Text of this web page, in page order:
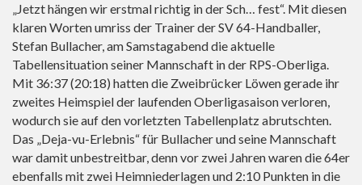
„Jetzt hängen wir erstmal richtig in der Sch… fest“. Mit diesen
klaren Worten umriss der Trainer der SV 64-Handballer,
Stefan Bullacher, am Samstagabend die aktuelle
Tabellensituation seiner Mannschaft in der RPS-Oberliga.
Mit 36:37 (20:18) hatten die Zweibrücker Löwen gerade ihr
zweites Heimspiel der laufenden Oberligasaison verloren,
wodurch sie auf den vorletzten Tabellenplatz abrutschten.
Das „Deja-vu-Erlebnis“ für Bullacher und seine Mannschaft
war damit unbestreitbar, denn vor zwei Jahren waren die 64er
ebenfalls mit zwei Heimniederlagen und 2:10 Punkten in die